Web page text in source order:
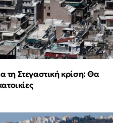
τη Στεγαστική κρίση: Θα